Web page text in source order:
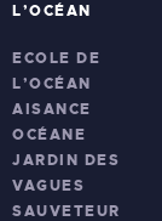
L’OCÉAN
ECOLE DE
L’OCÉAN
AISANCE
OCÉANE
JARDIN DES
VAGUES
SAUVETEUR